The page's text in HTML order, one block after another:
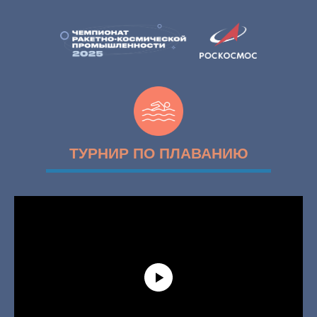
ТУРНИР ПО ПЛАВАНИЮ